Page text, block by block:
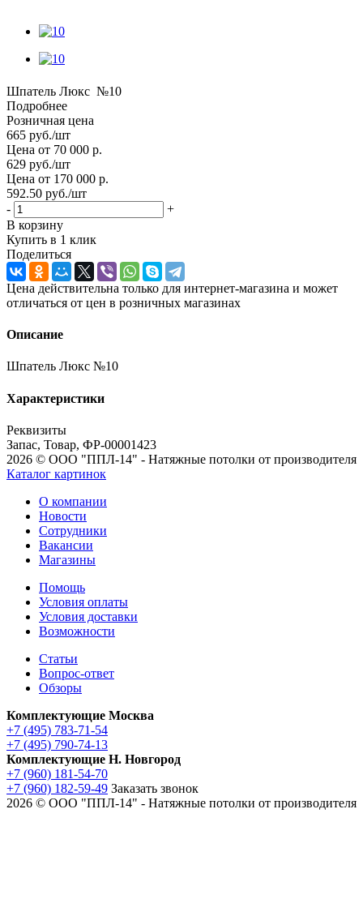
Шпатель Люкс №10
Подробнее
Розничная цена
665 руб./шт
Цена от 70 000 р.
629 руб./шт
Цена от 170 000 р.
592.50 руб./шт
-
+
В корзину
Купить в 1 клик
Поделиться
Цена действительна только для интернет-магазина и может
отличаться от цен в розничных магазинах
Описание
Шпатель Люкс №10
Характеристики
Реквизиты
Запас, Товар, ФР-00001423
2026 © ООО "ППЛ-14" - Натяжные потолки от производителя
Каталог картинок
О компании
Новости
Сотрудники
Вакансии
Магазины
Помощь
Условия оплаты
Условия доставки
Возможности
Статьи
Вопрос-ответ
Обзоры
Комплектующие Москва
+7 (495) 783-71-54
+7 (495) 790-74-13
Комплектующие Н. Новгород
+7 (960) 181-54-70
+7 (960) 182-59-49 Заказать звонок
2026 © ООО "ППЛ-14" - Натяжные потолки от производителя